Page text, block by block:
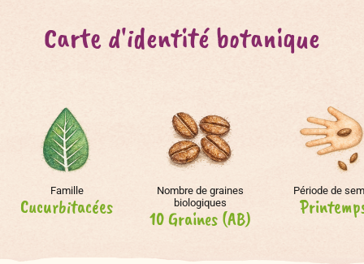
Carte d'identité botanique
Famille
Cucurbitacées
Nombre de graines
biologiques
10 Graines (AB)
Période de